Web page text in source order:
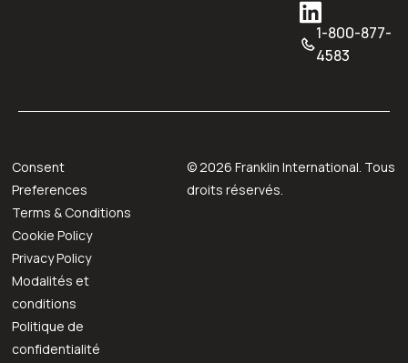
1-800-877-
4583
©2026 Franklin International. Tous
droits réservés.
Consent
Preferences
Terms & Conditions
Cookie Policy
Privacy Policy
Modalités et
conditions
Politique de
confidentialité